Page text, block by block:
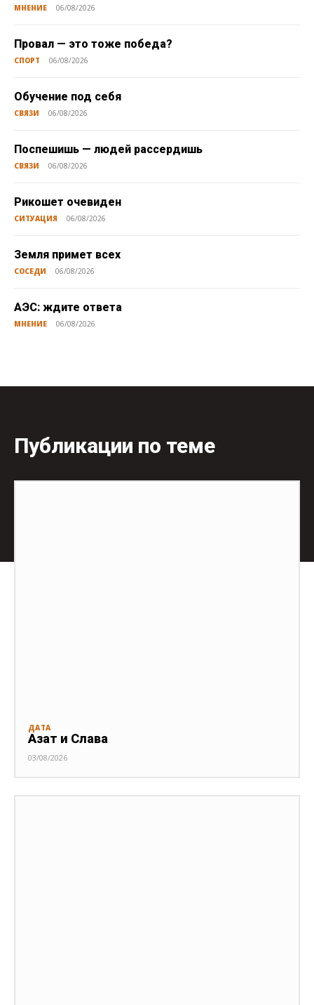
МНЕНИЕ 06/08/2026
Провал — это тоже победа?
СПОРТ 06/08/2026
Обучение под себя
СВЯЗИ 06/08/2026
Поспешишь — людей рассердишь
СВЯЗИ 06/08/2026
Рикошет очевиден
СИТУАЦИЯ 06/08/2026
Земля примет всех
СОСЕДИ 06/08/2026
АЭС: ждите ответа
МНЕНИЕ 06/08/2026
Публикации по теме
ДАТА
Азат и Слава
03/08/2026